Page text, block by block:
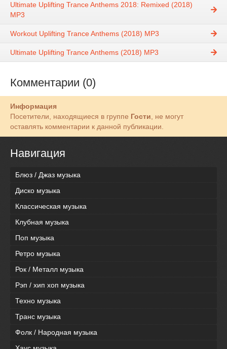
Ultimate Uplifting Trance Anthems 2018: Remixed (2018)
MP3
Workout Uplifting Trance Anthems (2018) MP3
Ultimate Uplifting Trance Anthems (2018) MP3
Комментарии (0)
Информация
Посетители, находящиеся в группе Гости, не могут
оставлять комментарии к данной публикации.
Навигация
Блюз / Джаз музыка
Диско музыка
Классическая музыка
Клубная музыка
Поп музыка
Ретро музыка
Рок / Металл музыка
Рэп / хип хоп музыка
Техно музыка
Транс музыка
Фолк / Народная музыка